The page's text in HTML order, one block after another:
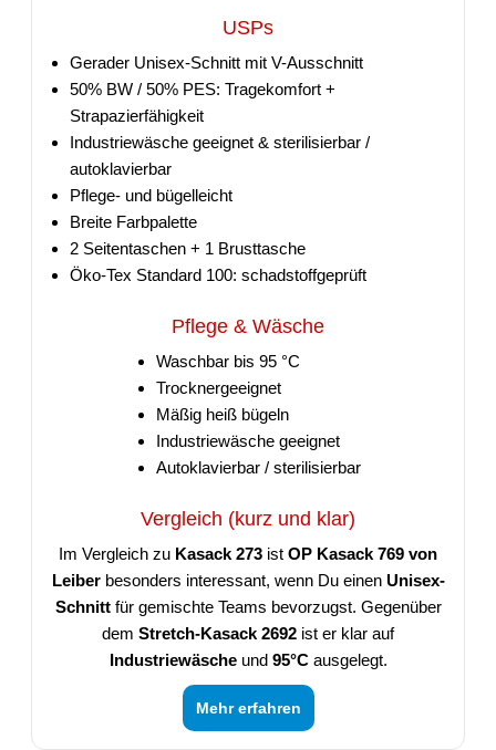
USPs
Gerader Unisex-Schnitt mit V-Ausschnitt
50% BW / 50% PES: Tragekomfort +
Strapazierfähigkeit
Industriewäsche geeignet & sterilisierbar /
autoklavierbar
Pflege- und bügelleicht
Breite Farbpalette
2 Seitentaschen + 1 Brusttasche
Öko-Tex Standard 100: schadstoffgeprüft
Pflege & Wäsche
Waschbar bis 95 °C
Trocknergeeignet
Mäßig heiß bügeln
Industriewäsche geeignet
Autoklavierbar / sterilisierbar
Vergleich (kurz und klar)
Im Vergleich zu Kasack 273 ist OP Kasack 769 von
Leiberbesonders interessant, wenn Du einen Unisex-
Schnittfür gemischte Teams bevorzugst. Gegenüber
dem Stretch-Kasack 2692 ist er klar auf
Industriewäscheund 95°Causgelegt.
Mehr erfahren